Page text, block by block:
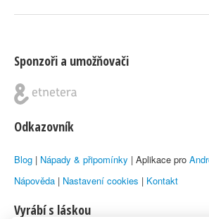
Sponzoři a umožňovači
Odkazovník
Blog | Nápady & připomínky | Aplikace pro
Nápověda | Nastavení cookies | Kontakt
Vyrábí s láskou